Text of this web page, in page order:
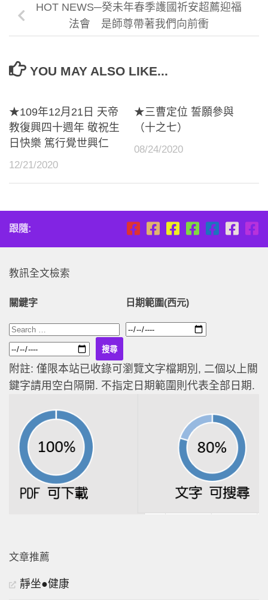
HOT NEWS─癸未年春季護國祈安超薦迎福
法會 是師尊帶著我們向前衝
YOU MAY ALSO LIKE...
★109年12月21日 天帝
教復興四十週年 敬祝生
日快樂 篤行覺世興仁
12/21/2020
★三曹定位 誓願參與
（十之七）
08/24/2020
跟隨:
教訊全文檢索
關鍵字 日期範圍(西元)
附註: 僅限本站已收錄可瀏覽文字檔期別, 二個以上關
鍵字請用空白隔開. 不指定日期範圍則代表全部日期.
文章推薦
靜坐●健康